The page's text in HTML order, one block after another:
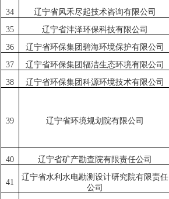
34
辽宁省风禾尽起技术咨询有限公司
35
辽宁省沣泽环保科技有限公司
36
辽宁省环保集团碧海环境保护有限公司
37
辽宁省环保集团辐洁生态环境有限公司
38
辽宁省环保集团科源环境技术有限公司
39 辽宁省环境规划院有限公司
40 辽宁省矿产勘查院有限责任公司
41
辽宁省水利水电勘测设计研究院有限责任
公司